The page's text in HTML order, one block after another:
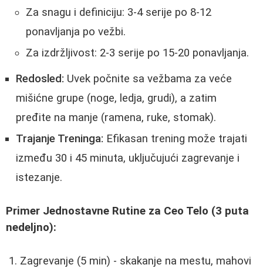
Za snagu i definiciju: 3-4 serije po 8-12
ponavljanja po vežbi.
Za izdržljivost: 2-3 serije po 15-20 ponavljanja.
Redosled: Uvek počnite sa vežbama za veće
mišićne grupe (noge, ledja, grudi), a zatim
pređite na manje (ramena, ruke, stomak).
Trajanje Treninga: Efikasan trening može trajati
između 30 i 45 minuta, uključujući zagrevanje i
istezanje.
Primer Jednostavne Rutine za Ceo Telo (3 puta
nedeljno):
Zagrevanje (5 min) - skakanje na mestu, mahovi